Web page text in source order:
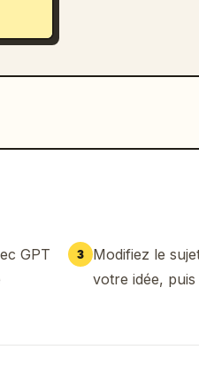
GPT
3
Modifiez le
votre idée,